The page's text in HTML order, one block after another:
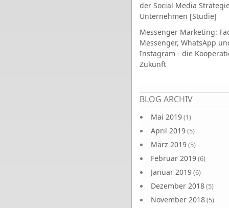
der Social Media
Unternehmen [Studie]
Messenger Marketing:
Messenger, WhatsApp
Instagram - die
Zukunft
BLOG ARCHIV
Mai 2019(1)
April 2019(5)
März 2019(5)
Februar 2019(6)
Januar 2019(6)
Dezember 2018(5)
November 2018(5)
Seiten